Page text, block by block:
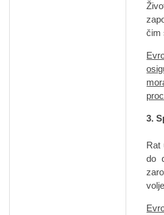
čim
3.
Rat
do